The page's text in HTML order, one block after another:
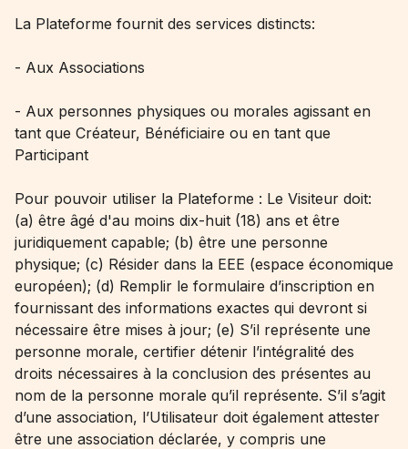
La Plateforme fournit des services distincts:
- Aux Associations
- Aux personnes physiques ou morales agissant en
tant que Créateur, Bénéficiaire ou en tant que
Participant
Pour pouvoir utiliser la Plateforme : Le Visiteur doit:
(a) être âgé d'au moins dix-huit (18) ans et être
juridiquement capable; (b) être une personne
physique; (c) Résider dans la EEE (espace économique
européen); (d) Remplir le formulaire d’inscription en
fournissant des informations exactes qui devront si
nécessaire être mises à jour; (e) S’il représente une
personne morale, certifier détenir l’intégralité des
droits nécessaires à la conclusion des présentes au
nom de la personne morale qu’il représente. S’il s’agit
d’une association, l’Utilisateur doit également attester
être une association déclarée, y compris une